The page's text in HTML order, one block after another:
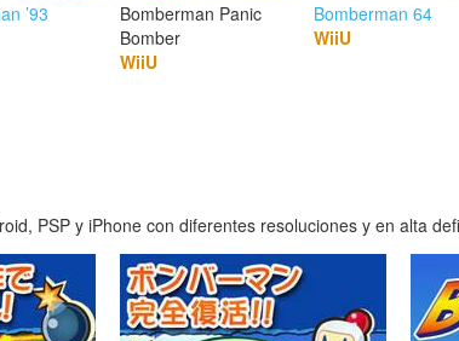
’93
Bomberman Panic
Bomber
WiiU
Bomberman 64
WiiU
PSP y iPhone con diferentes resoluciones y en alta